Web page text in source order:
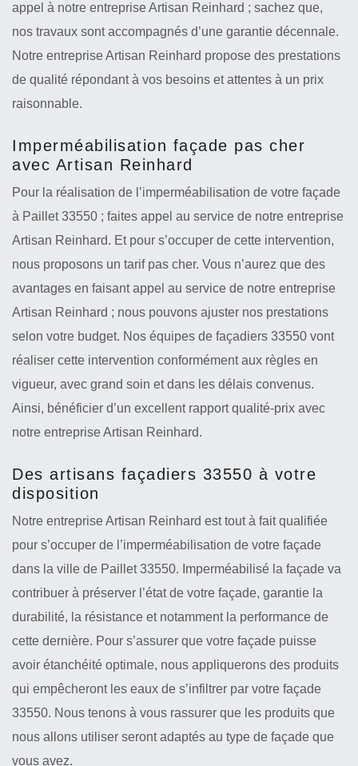
appel à notre entreprise Artisan Reinhard ; sachez que,
nos travaux sont accompagnés d’une garantie décennale.
Notre entreprise Artisan Reinhard propose des prestations
de qualité répondant à vos besoins et attentes à un prix
raisonnable.
Imperméabilisation façade pas cher
avec Artisan Reinhard
Pour la réalisation de l’imperméabilisation de votre façade
à Paillet 33550 ; faites appel au service de notre entreprise
Artisan Reinhard. Et pour s’occuper de cette intervention,
nous proposons un tarif pas cher. Vous n’aurez que des
avantages en faisant appel au service de notre entreprise
Artisan Reinhard ; nous pouvons ajuster nos prestations
selon votre budget. Nos équipes de façadiers 33550 vont
réaliser cette intervention conformément aux règles en
vigueur, avec grand soin et dans les délais convenus.
Ainsi, bénéficier d’un excellent rapport qualité-prix avec
notre entreprise Artisan Reinhard.
Des artisans façadiers 33550 à votre
disposition
Notre entreprise Artisan Reinhard est tout à fait qualifiée
pour s’occuper de l’imperméabilisation de votre façade
dans la ville de Paillet 33550. Imperméabilisé la façade va
contribuer à préserver l’état de votre façade, garantie la
durabilité, la résistance et notamment la performance de
cette dernière. Pour s’assurer que votre façade puisse
avoir étanchéité optimale, nous appliquerons des produits
qui empêcheront les eaux de s’infiltrer par votre façade
33550. Nous tenons à vous rassurer que les produits que
nous allons utiliser seront adaptés au type de façade que
vous avez.